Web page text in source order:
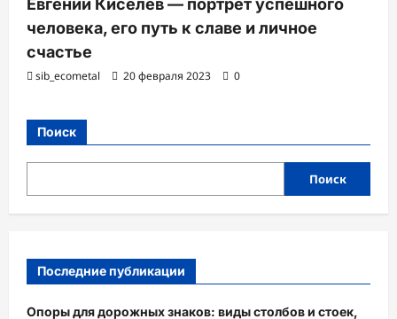
человека, его путь к славе и личное
счастье
sib_ecometal 20 февраля 2023 0
Поиск
Поиск
Последние публикации
Опоры для дорожных знаков: виды столбов и стоек,